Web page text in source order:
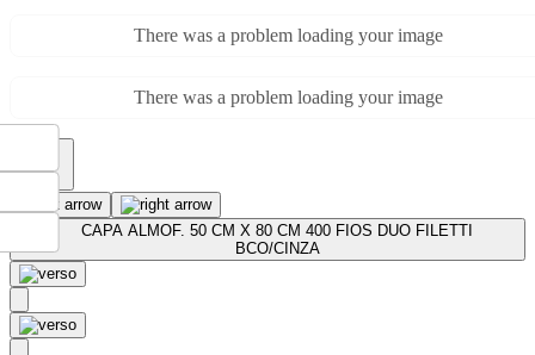
There was a problem loading your image
There was a problem loading your image